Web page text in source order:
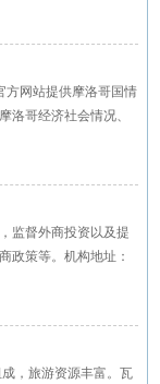
方网站提供摩洛哥国情
洛哥经济社会情况、
监督外商投资以及提
政策等。机构地址：
成，旅游资源丰富。瓦